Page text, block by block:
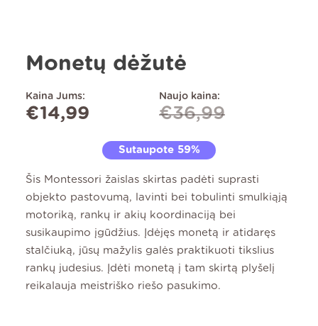
Monetų dėžutė
Kaina Jums:
€14,99
Naujo kaina:
€36,99
Sutaupote 59%
Šis Montessori žaislas skirtas padėti suprasti
objekto pastovumą, lavinti bei tobulinti smulkiąją
motoriką, rankų ir akių koordinaciją bei
susikaupimo įgūdžius. Įdėjęs monetą ir atidaręs
stalčiuką, jūsų mažylis galės praktikuoti tikslius
rankų judesius.
Įdėti monetą į tam skirtą plyšelį
reikalauja meistriško riešo pasukimo.